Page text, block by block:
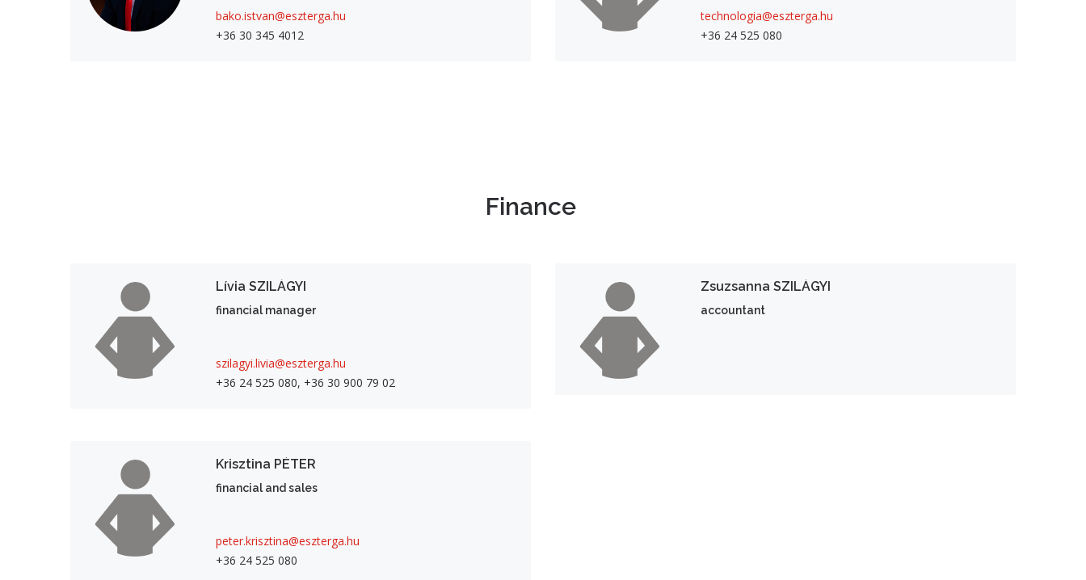
bako.istvan@eszterga.hu
+36 30 345 4012
technologia@eszterga.hu
+36 24 525 080
Finance
Lívia SZILÁGYI
financial manager
szilagyi.livia@eszterga.hu
+36 24 525 080, +36 30 900 79 02
Zsuzsanna SZILÁGYI
accountant
Krisztina PÉTER
financial and sales
peter.krisztina@eszterga.hu
+36 24 525 080